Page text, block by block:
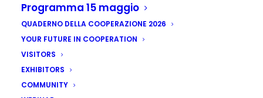
Programma 15 maggio
QUADERNO DELLA COOPERAZIONE 2026
YOUR FUTURE IN COOPERATION
VISITORS
EXHIBITORS
COMMUNITY